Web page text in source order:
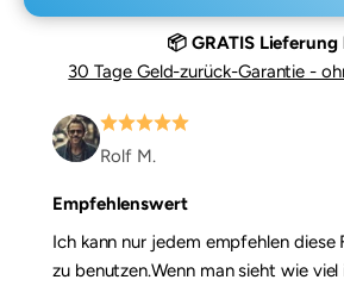
📦 GRATIS Lieferung
30 Tage Geld-zurück-Garantie -
Rolf M.
Empfehlenswert
Ich kann nur jedem empfehlen diese
zu benutzen.Wenn man sieht wie viel